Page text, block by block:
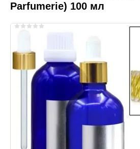
Parfumerie) 100 мл